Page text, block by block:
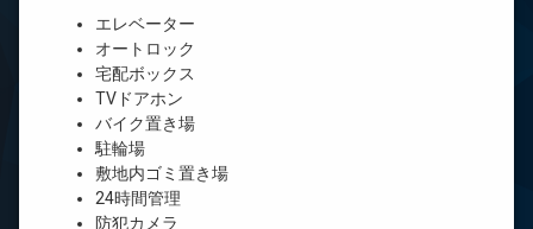
エレベーター
オートロック
宅配ボックス
TVドアホン
バイク置き場
駐輪場
敷地内ゴミ置き場
24時間管理
防犯カメラ